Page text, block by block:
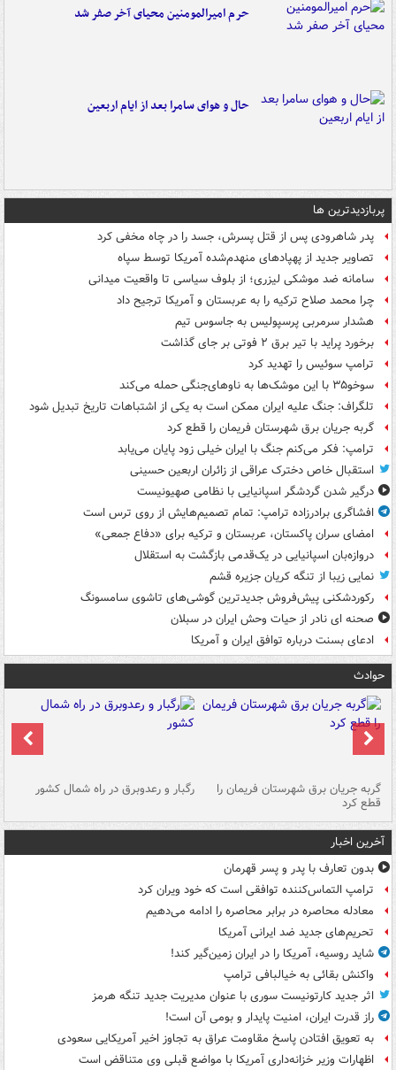
حرم امیرالمومنین محیای آخر صفر شد
حال و هوای سامرا بعد از ایام اربعین
پربازدیدترین ها
پدر شاهرودی پس از قتل پسرش، جسد را در چاه مخفی کرد
تصاویر جدید از پهپادهای منهدم‌شده آمریکا توسط سپاه
سامانه ضد موشکی لیزری؛ از بلوف سیاسی تا واقعیت میدانی
چرا محمد صلاح ترکیه را به عربستان و آمریکا ترجیح داد
هشدار سرمربی پرسپولیس به جاسوس تیم
برخورد پراید با تیر برق ۲ فوتی بر جای گذاشت
ترامپ سوئیس را تهدید کرد
سوخو۳۵ با این موشک‌ها به ناوهای‌جنگی حمله می‌کند
تلگراف: جنگ علیه ایران ممکن است به یکی از اشتباهات تاریخ تبدیل شود
گربه جریان برق شهرستان فریمان را قطع کرد
ترامپ: فکر می‌کنم جنگ با ایران خیلی زود پایان می‌یابد
استقبال خاص دخترک عراقی از زائران اربعین حسینی
درگیر شدن گردشگر اسپانیایی با نظامی صهیونیست
افشاگری برادرزاده ترامپ: تمام تصمیم‌هایش از روی ترس است
امضای سران پاکستان، عربستان و ترکیه برای «دفاع جمعی»
دروازه‌بان اسپانیایی در یک‌قدمی بازگشت به استقلال
نمایی زیبا از تنگه کریان جزیره قشم
رکوردشکنی پیش‌فروش جدیدترین گوشی‌های تاشوی سامسونگ
صحنه ای نادر از حیات وحش ایران در سبلان
ادعای بسنت درباره توافق ایران و آمریکا
حوادث
گربه جریان برق شهرستان فریمان را
قطع کرد
رگبار و رعدوبرق در راه شمال کشور
آخرین اخبار
بدون تعارف با پدر و پسر قهرمان
ترامپ التماس‌کننده توافقی است که خود ویران کرد
معادله محاصره در برابر محاصره را ادامه می‌دهیم
تحریم‌های جدید ضد ایرانی آمریکا
شاید روسیه، آمریکا را در ایران زمین‌گیر کند!
واکنش بقائی به خیالبافی ترامپ
اثر جدید کارتونیست سوری با عنوان مدیریت جدید تنگه هرمز
راز قدرت ایران، امنیت پایدار و بومی آن است!
به تعویق افتادن پاسخ مقاومت عراق به تجاوز اخیر آمریکایی سعودی
اظهارات وزیر خزانه‌داری آمریکا با مواضع قبلی وی متناقض است